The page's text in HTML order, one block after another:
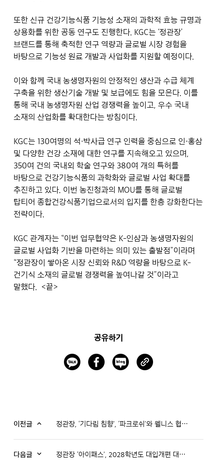
또한 신규 건강기능식품 기능성 소재의 과학적 효능 규명과
상용화를 위한 공동 연구도 진행한다. KGC는 ‘정관장’
브랜드를 통해 축적한 연구 역량과 글로벌 시장 경험을
바탕으로 기능성 원료 개발과 사업화를 지원할 예정이다.
이와 함께 국내 농생명자원의 안정적인 생산과 수급 체계
구축을 위한 생산기술 개발 및 보급에도 힘을 모은다. 이를
통해 국내 농생명자원 산업 경쟁력을 높이고, 우수 국내
소재의 산업화를 확대한다는 방침이다.
KGC는 130여명의 석·박사급 연구 인력을 중심으로 인·홍삼
및 다양한 건강 소재에 대한 연구를 지속해오고 있으며,
350여 건의 국내외 학술 연구와 380여 개의 특허를
바탕으로 건강기능식품의 과학화와 글로벌 사업 확대를
추진하고 있다. 이번 농진청과의 MOU를 통해 글로벌
탑티어 종합건강식품기업으로서의 입지를 한층 강화한다는
전략이다.
KGC 관계자는 “이번 업무협약은 K-인삼과 농생명자원의
글로벌 사업화 기반을 마련하는 의미 있는 출발점”이라며
“정관장이 쌓아온 시장 신뢰와 R&D 역량을 바탕으로 K-
건기식 소재의 글로벌 경쟁력을 높여나갈 것”이라고
말했다. <끝>
공유하기
이전글 정관장, ‘기다림 침향’, ‘파크로쉬’와 웰니스 협업 전개
다음글 정관장 ‘아이패스’, 2028학년도 대입개편 대비 입시설명회 성료